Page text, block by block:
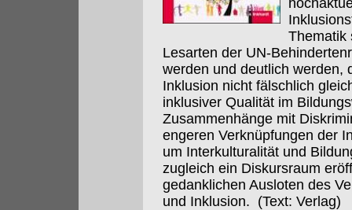
Thematik
Lesarten der UN-
werden und deutlich werden,
Inklusion nicht fälschlich
inklusiver Qualität im
Zusammenhänge mit
engeren Verknüpfungen der
um Interkulturalität und
zugleich ein Diskursraum
gedanklichen Ausloten des
und Inklusion. (Text: Verlag)